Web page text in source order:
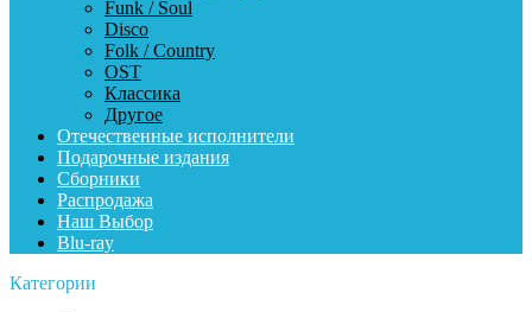
Funk / Soul
Disco
Folk / Country
OST
Классика
Другое
Отечественные исполнители
Подарочные издания
Сборники
Распродажа
Наш Выбор
Blu-ray
Категории